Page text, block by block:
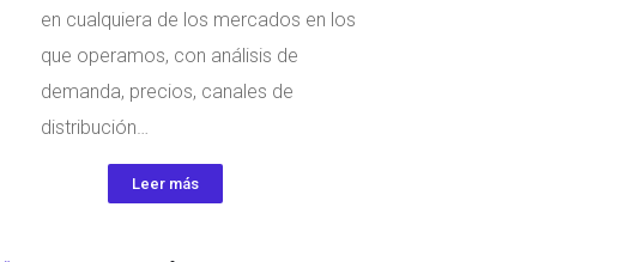
en cualquiera de los mercados en los
que operamos, con análisis de
demanda, precios, canales de
distribución…
Leer más